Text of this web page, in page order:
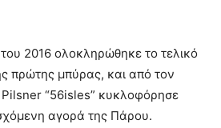
2016 ολοκληρώθηκε το τελικό
πρώτης μπύρας, και από τον
Pilsner “56isles” κυκλοφόρησε
αγορά της Πάρου.